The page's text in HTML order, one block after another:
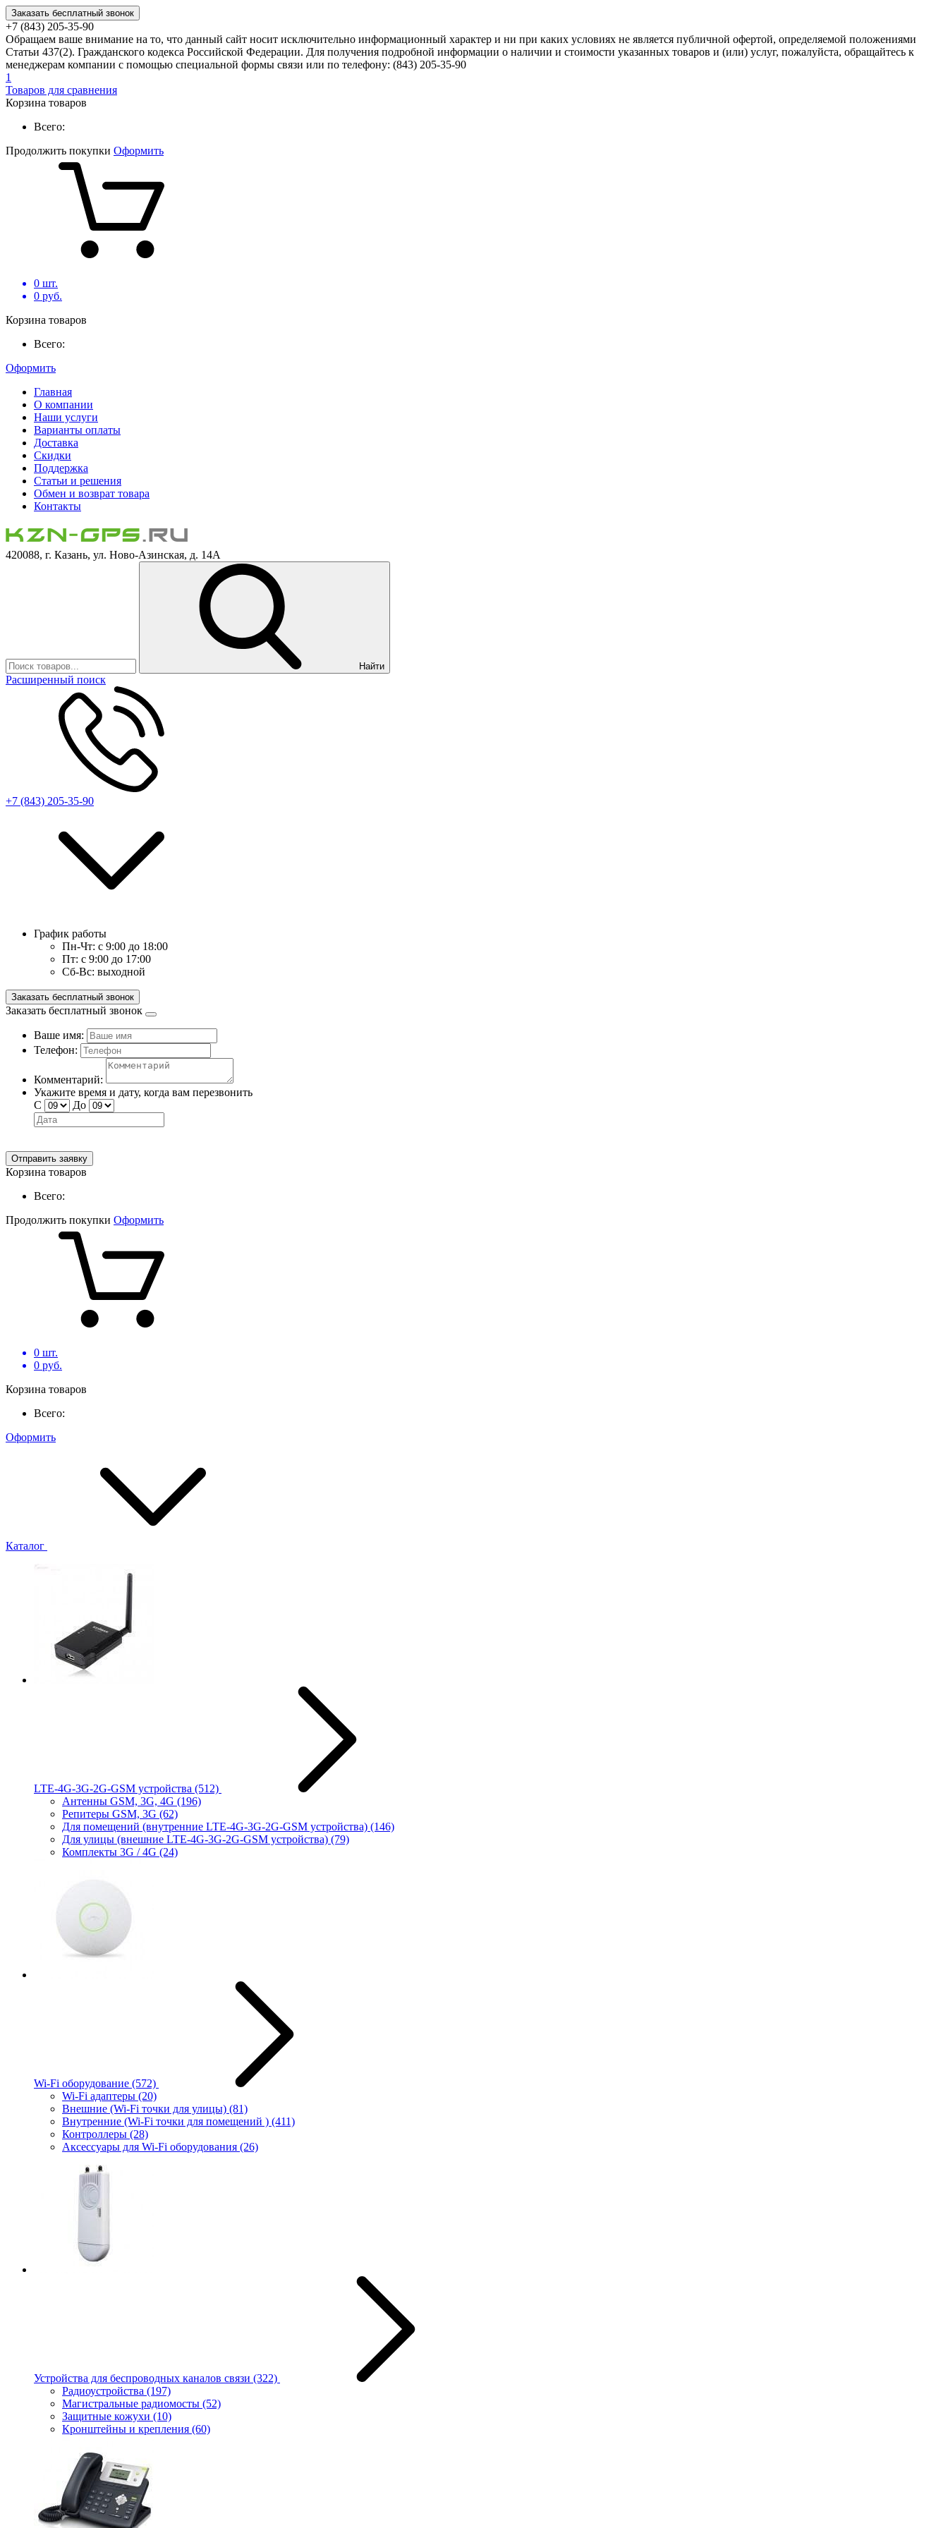
Заказать бесплатный звонок
+7 (843) 205-35-90
Обращаем ваше внимание на то, что данный сайт носит исключительно информационный характер и ни при каких условиях не является публичной офертой, определяемой положениями
Статьи 437(2). Гражданского кодекса Российской Федерации. Для получения подробной информации о наличии и стоимости указанных товаров и (или) услуг, пожалуйста, обращайтесь к
менеджерам компании с помощью специальной формы связи или по телефону: (843) 205-35-90
1
Товаров для сравнения
Корзина товаров
Всего:
Продолжить покупки Оформить
0 шт.
0 руб.
Корзина товаров
Всего:
Оформить
Главная
О компании
Наши услуги
Варианты оплаты
Доставка
Скидки
Поддержка
Статьи и решения
Обмен и возврат товара
Контакты
420088, г. Казань, ул. Ново-Азинская, д. 14А
Найти
Расширенный поиск
+7 (843) 205-35-90
График работы
Пн-Чт: с 9:00 до 18:00
Пт: с 9:00 до 17:00
Сб-Вс: выходной
Заказать бесплатный звонок
Заказать бесплатный звонок
Ваше имя:
Телефон:
Комментарий:
Укажите время и дату, когда вам перезвонить
С
До
Отправить заявку
Корзина товаров
Всего:
Продолжить покупки Оформить
0 шт.
0 руб.
Корзина товаров
Всего:
Оформить
Каталог
LTE-4G-3G-2G-GSM устройства (512)
Антенны GSM, 3G, 4G (196)
Репитеры GSM, 3G (62)
Для помещений (внутренние LTE-4G-3G-2G-GSM устройства) (146)
Для улицы (внешние LTE-4G-3G-2G-GSM устройства) (79)
Комплекты 3G / 4G (24)
Wi-Fi оборудование (572)
Wi-Fi адаптеры (20)
Внешние (Wi-Fi точки для улицы) (81)
Внутренние (Wi-Fi точки для помещений ) (411)
Контроллеры (28)
Аксессуары для Wi-Fi оборудования (26)
Устройства для беспроводных каналов связи (322)
Радиоустройства (197)
Магистральные радиомосты (52)
Защитные кожухи (10)
Кронштейны и крепления (60)